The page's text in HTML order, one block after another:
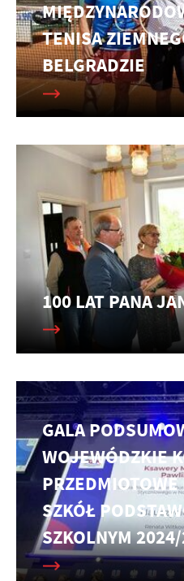
TENISA
BELGRADZIE
100 LAT PANA
GALA
WOJEWÓDZKIE
SZKÓŁ
SZKOLNYM